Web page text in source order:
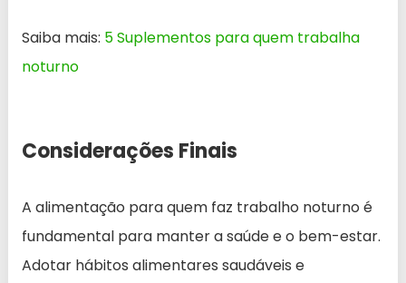
Saiba mais: 5 Suplementos para quem trabalha
noturno
Considerações Finais
A alimentação para quem faz trabalho noturno é
fundamental para manter a saúde e o bem-estar.
Adotar hábitos alimentares saudáveis e